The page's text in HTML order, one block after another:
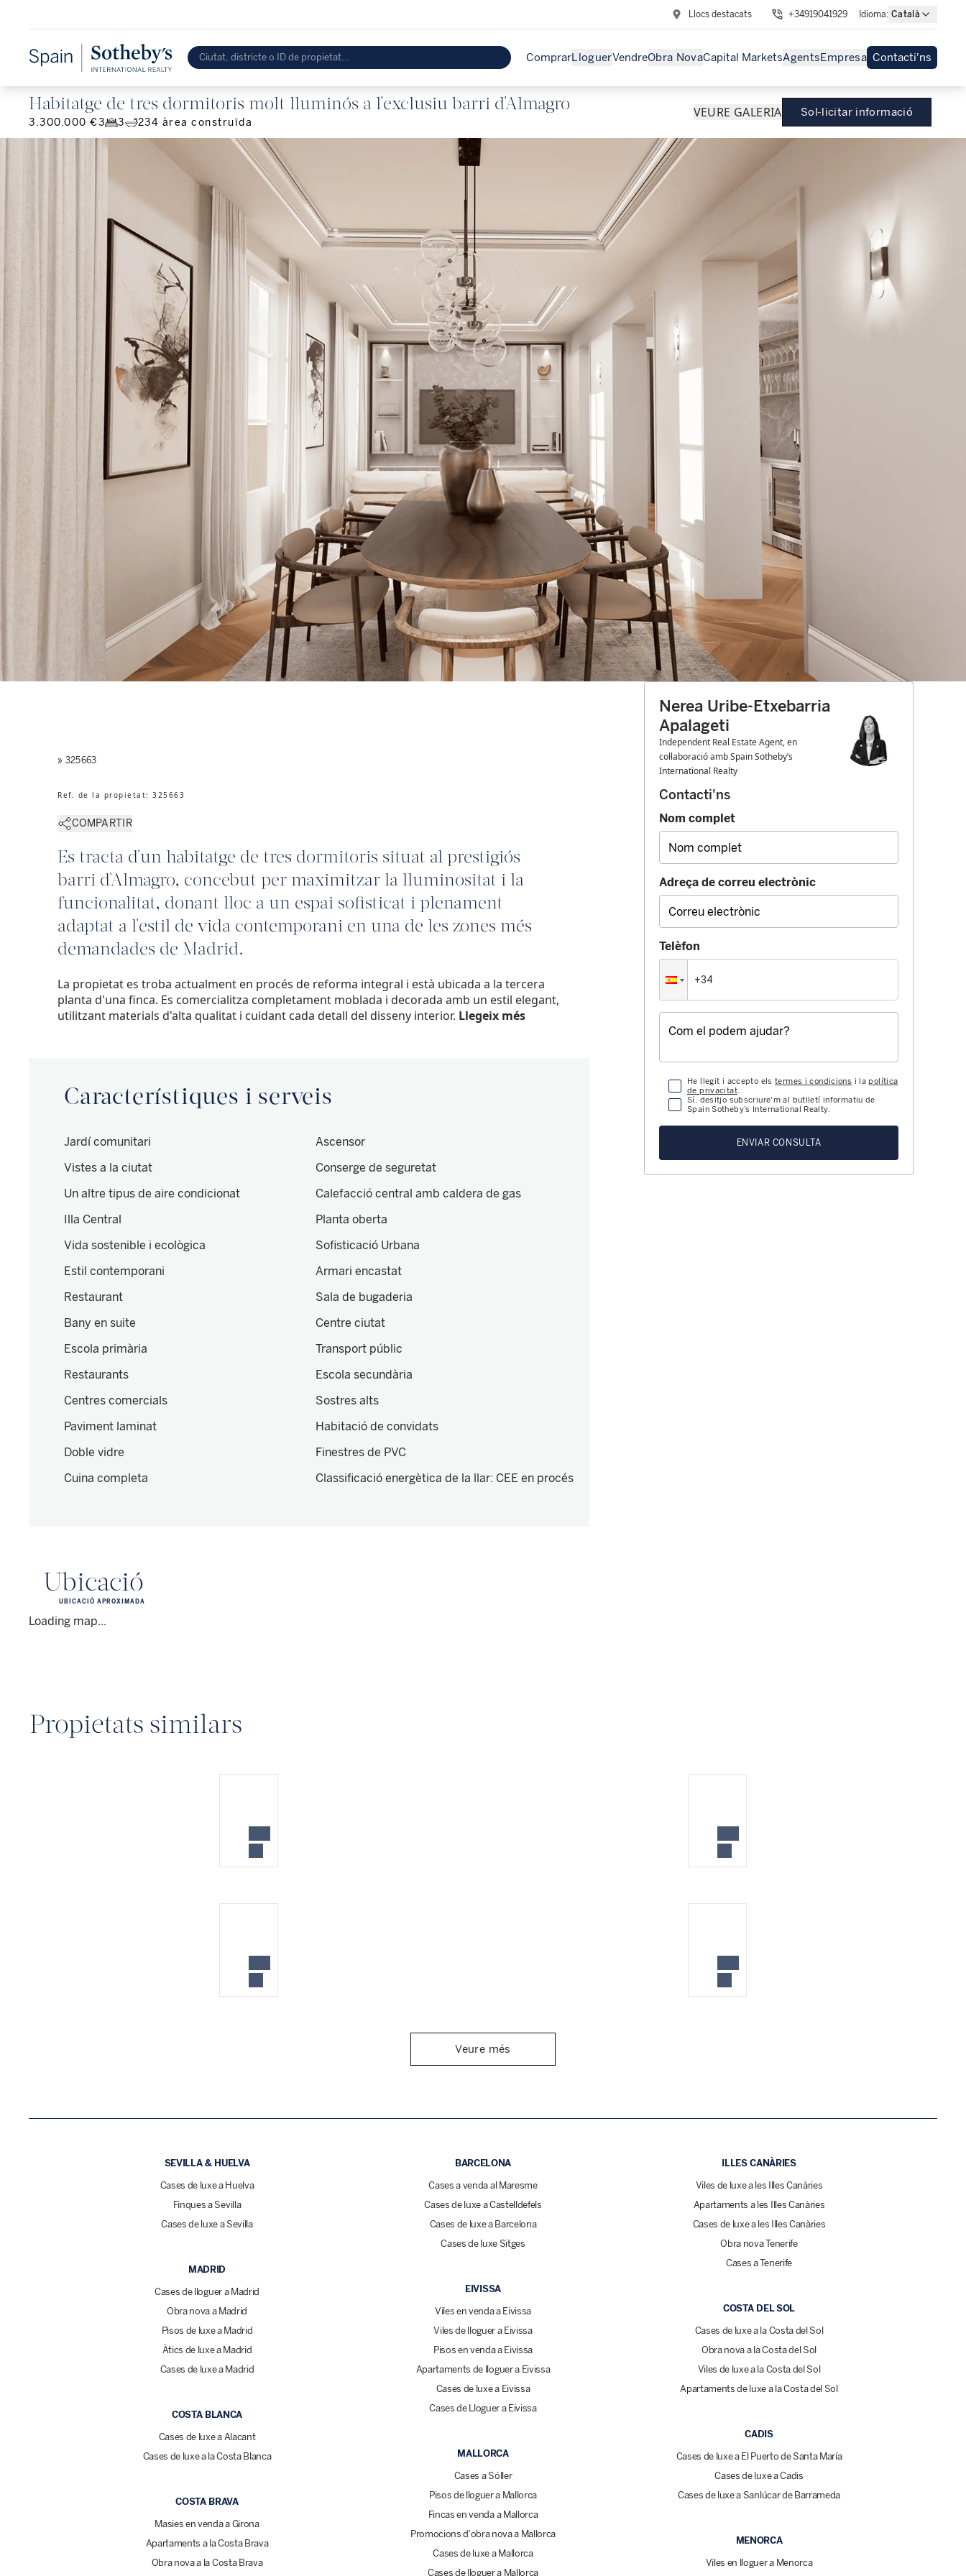
Llocs destacats +34919041929 Idioma: Català
ComprarLloguerVendreObra NovaCapital MarketsAgentsEmpresa Contacti'ns
Habitatge de tres dormitoris molt lluminós a l'exclusiu barri d'Almagro
3.300.000 €3 3 234 àrea construïda
VEURE GALERIA Sol·licitar informació
» 325663
Ref. de la propietat: 325663
COMPARTIR
Es tracta d'un habitatge de tres dormitoris situat al prestigiós
barri d'Almagro, concebut per maximitzar la lluminositat i la
funcionalitat, donant lloc a un espai sofisticat i plenament
adaptat a l'estil de vida contemporani en una de les zones més
demandades de Madrid.
La propietat es troba actualment en procés de reforma integral i està ubicada a la tercera
planta d'una finca. Es comercialitza completament moblada i decorada amb un estil elegant,
utilitzant materials d'alta qualitat i cuidant cada detall del disseny interior. Llegeix més
Característiques i serveis
Jardí comunitari
Ascensor
Vistes a la ciutat
Conserge de seguretat
Un altre tipus de aire condicionat
Calefacció central amb caldera de gas
Illa Central
Planta oberta
Vida sostenible i ecològica
Sofisticació Urbana
Estil contemporani
Armari encastat
Restaurant
Sala de bugaderia
Bany en suite
Centre ciutat
Escola primària
Transport públic
Restaurants
Escola secundària
Centres comercials
Sostres alts
Paviment laminat
Habitació de convidats
Doble vidre
Finestres de PVC
Cuina completa
Classificació energètica de la llar: CEE en procés
Ubicació
Loading map...
UBICACIÓ APROXIMADA
Nerea Uribe-Etxebarria
Apalageti
Independent Real Estate Agent, en
col·laboració amb Spain Sotheby’s
International Realty
Contacti'ns
Nom complet
Adreça de correu electrònic
Telèfon
He llegit i accepto els termes i condicions i lapolítica
de privacitat.
Sí, desitjo subscriure'm al butlletí informatiu de
Spain Sotheby’s International Realty.
ENVIAR CONSULTA
Propietats similars
Veure més
SEVILLA & HUELVA
Cases de luxe a Huelva
Finques a Sevilla
Cases de luxe a Sevilla
MADRID
Cases de lloguer a Madrid
Obra nova a Madrid
Pisos de luxe a Madrid
Àtics de luxe a Madrid
Cases de luxe a Madrid
COSTA BLANCA
Cases de luxe a Alacant
Cases de luxe a la Costa Blanca
COSTA BRAVA
Masies en venda a Girona
Apartaments a la Costa Brava
Obra nova a la Costa Brava
BARCELONA
Cases a venda al Maresme
Cases de luxe a Castelldefels
Cases de luxe a Barcelona
Cases de luxe Sitges
EIVISSA
Viles en venda a Eivissa
Viles de lloguer a Eivissa
Pisos en venda a Eivissa
Apartaments de lloguer a Eivissa
Cases de luxe a Eivissa
Cases de Lloguer a Eivissa
MALLORCA
Cases a Sóller
Pisos de lloguer a Mallorca
Fincas en venda a Mallorca
Promocions d'obra nova a Mallorca
Cases de luxe a Mallorca
Cases de lloguer a Mallorca
ILLES CANÀRIES
Viles de luxe a les Illes Canàries
Apartaments a les Illes Canàries
Cases de luxe a les Illes Canàries
Obra nova Tenerife
Cases a Tenerife
COSTA DEL SOL
Cases de luxe a la Costa del Sol
Obra nova a la Costa del Sol
Viles de luxe a la Costa del Sol
Apartaments de luxe a la Costa del Sol
CADIS
Cases de luxe a El Puerto de Santa María
Cases de luxe a Cadis
Cases de luxe a Sanlúcar de Barrameda
MENORCA
Viles en lloguer a Menorca